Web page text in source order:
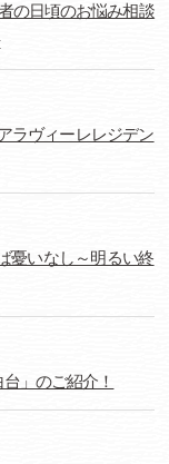
の日頃のお悩み相談
ラヴィーレレジデン
憂いなし～明るい終
」のご紹介！